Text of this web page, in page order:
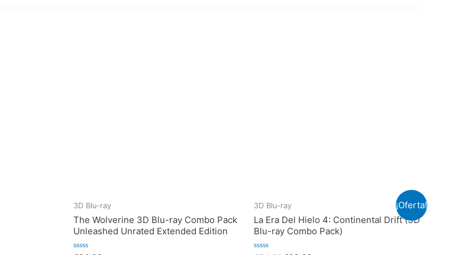
3D Blu-ray
The Wolverine 3D Blu-ray Combo Pack
Unleashed Unrated Extended Edition
¡Oferta!
3D Blu-ray
La Era Del Hielo 4: Continental Drift (3D
Blu-ray Combo Pack)